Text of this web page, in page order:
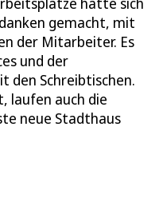
gemacht, mit
der Mitarbeiter. Es
und der
den Schreibtischen.
laufen auch die
neue Stadthaus